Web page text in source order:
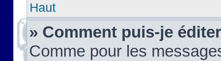
Haut
» Comment puis-je
Comme pour les